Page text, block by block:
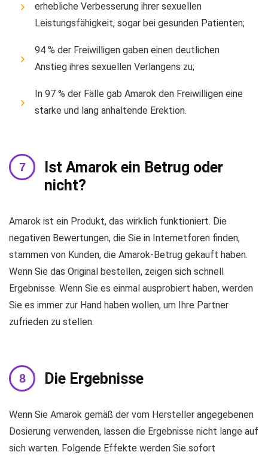
erhebliche Verbesserung ihrer sexuellen
Leistungsfähigkeit, sogar bei gesunden Patienten;
94 % der Freiwilligen gaben einen deutlichen
Anstieg ihres sexuellen Verlangens zu;
In 97 % der Fälle gab Amarok den Freiwilligen eine
starke und lang anhaltende Erektion.
Ist Amarok ein Betrug oder
nicht?
Amarok ist ein Produkt, das wirklich funktioniert. Die
negativen Bewertungen, die Sie in Internetforen finden,
stammen von Kunden, die Amarok-Betrug gekauft haben.
Wenn Sie das Original bestellen, zeigen sich schnell
Ergebnisse. Wenn Sie es einmal ausprobiert haben, werden
Sie es immer zur Hand haben wollen, um Ihre Partner
zufrieden zu stellen.
Die Ergebnisse
Wenn Sie Amarok gemäß der vom Hersteller angegebenen
Dosierung verwenden, lassen die Ergebnisse nicht lange auf
sich warten. Folgende Effekte werden Sie sofort